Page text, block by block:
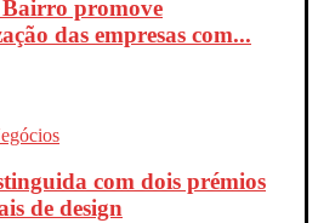
promove
das empresas com...
com dois prémios
de design